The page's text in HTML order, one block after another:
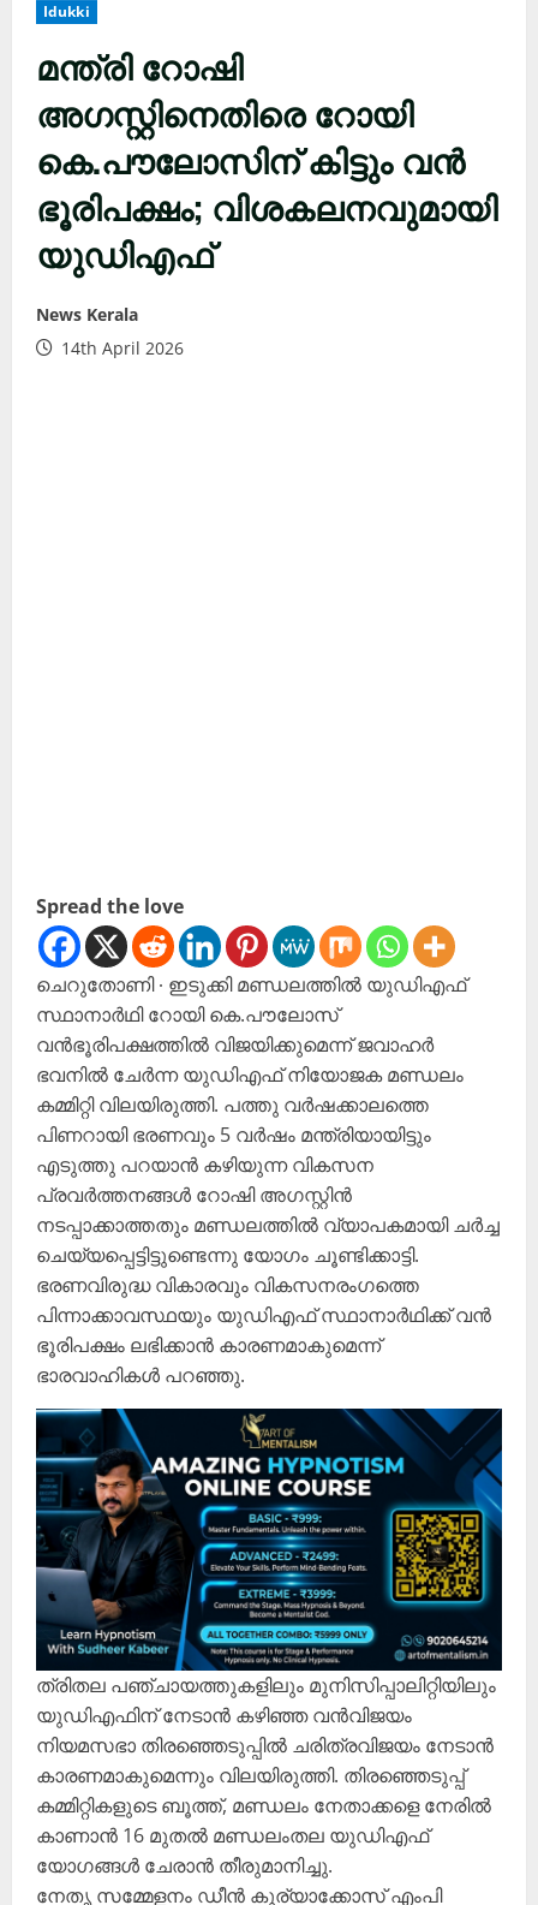
Idukki
മന്ത്രി റോഷി
അഗസ്റ്റിനെതിരെ റോയി
കെ.പൗലോസിന് കിട്ടും വൻ
ഭൂരിപക്ഷം; വിശകലനവുമായി
യുഡിഎഫ്
News Kerala
14th April 2026
Spread the love
ചെറുതോണി ∙ ഇടുക്കി മണ്ഡലത്തിൽ യുഡിഎഫ്
സ്ഥാനാർഥി റോയി കെ.പൗലോസ്
വൻഭൂരിപക്ഷത്തിൽ വിജയിക്കുമെന്ന് ജവാഹർ
ഭവനിൽ ചേർന്ന യുഡിഎഫ് നിയോജക മണ്ഡലം
കമ്മിറ്റി വിലയിരുത്തി. പത്തു വർഷക്കാലത്തെ
പിണറായി ഭരണവും 5 വർഷം മന്ത്രിയായിട്ടും
എടുത്തു പറയാൻ കഴിയുന്ന വികസന
പ്രവർത്തനങ്ങൾ റോഷി അഗസ്റ്റിൻ
നടപ്പാക്കാത്തതും മണ്ഡലത്തിൽ വ്യാപകമായി ചർച്ച
ചെയ്യപ്പെട്ടിട്ടുണ്ടെന്നു യോഗം ചൂണ്ടിക്കാട്ടി.
ഭരണവിരുദ്ധ വികാരവും വികസനരംഗത്തെ
പിന്നാക്കാവസ്ഥയും യുഡിഎഫ് സ്ഥാനാർഥിക്ക് വൻ
ഭൂരിപക്ഷം ലഭിക്കാൻ കാരണമാകുമെന്ന്
ഭാരവാഹികൾ പറഞ്ഞു.
ത്രിതല പഞ്ചായത്തുകളിലും മുനിസിപ്പാലിറ്റിയിലും
യുഡിഎഫിന് നേടാൻ കഴിഞ്ഞ വൻവിജയം
നിയമസഭാ തിരഞ്ഞെടുപ്പിൽ ചരിത്രവിജയം നേടാൻ
കാരണമാകുമെന്നും വിലയിരുത്തി. തിരഞ്ഞെടുപ്പ്
കമ്മിറ്റികളുടെ ബൂത്ത്, മണ്ഡലം നേതാക്കളെ നേരിൽ
കാണാൻ 16 മുതൽ മണ്ഡലംതല യുഡിഎഫ്
യോഗങ്ങൾ ചേരാൻ തീരുമാനിച്ചു.
നേതൃ സമ്മേളനം ഡീൻ കുര്യാക്കോസ് എംപി